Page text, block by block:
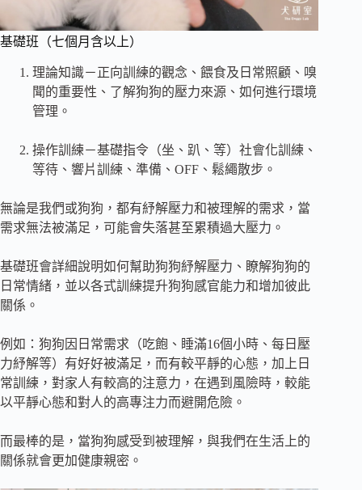
基礎班（七個月含以上）
理論知識－正向訓練的觀念、餵食及日常照顧、嗅
聞的重要性、了解狗狗的壓力來源、如何進行環境
管理。
操作訓練－基礎指令（坐、趴、等）社會化訓練、
等待、響片訓練、準備、OFF、鬆繩散步。
無論是我們或狗狗，都有紓解壓力和被理解的需求，當
需求無法被滿足，可能會失落甚至累積過大壓力。
基礎班會詳細說明如何幫助狗狗紓解壓力、瞭解狗狗的
日常情緒，並以各式訓練提升狗狗感官能力和增加彼此
關係。
例如：狗狗因日常需求（吃飽、睡滿16個小時、每日壓
力紓解等）有好好被滿足，而有較平靜的心態，加上日
常訓練，對家人有較高的注意力，在遇到風險時，較能
以平靜心態和對人的高專注力而避開危險。
而最棒的是，當狗狗感受到被理解，與我們在生活上的
關係就會更加健康親密。